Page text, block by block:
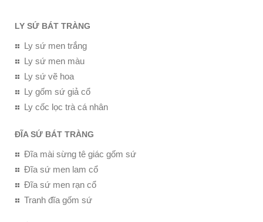
LY SỨ BÁT TRÀNG
Ly sứ men trắng
Ly sứ men màu
Ly sứ vẽ hoa
Ly gốm sứ giả cổ
Ly cốc lọc trà cá nhân
ĐĨA SỨ BÁT TRÀNG
Đĩa mài sừng tê giác gốm sứ
Đĩa sứ men lam cổ
Đĩa sứ men rạn cổ
Tranh đĩa gốm sứ